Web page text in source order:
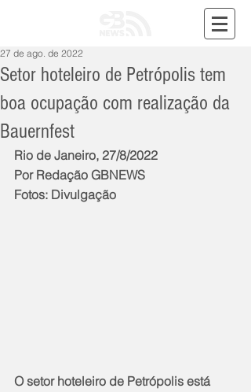
Setor hoteleiro de Petrópolis tem
boa ocupação com realização da
Bauernfest
27 de ago. de 2022
Rio de Janeiro, 27/8/2022
Por Redação GBNEWS
Fotos: Divulgação
O setor hoteleiro de Petrópolis está